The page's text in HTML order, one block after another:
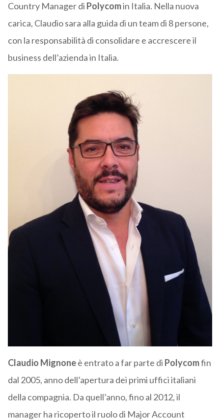
Country Manager di Polycomin Italia. Nella nuova
carica, Claudio sara alla guida di un team di 8 persone,
con la responsabilità di consolidare e accrescere il
business dell’azienda in Italia.
Claudio Mignoneè entrato a far parte di Polycomfin
dal 2005, anno dell’apertura dei primi uffici italiani
della compagnia. Da quell’anno, fino al 2012, il
manager ha ricoperto il ruolo di Major Account